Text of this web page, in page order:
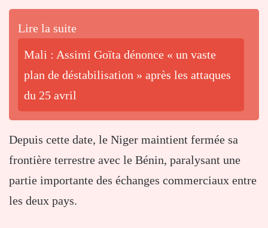
Lire la suite
Mali : Assimi Goïta dénonce « un vaste
plan de déstabilisation » après les attaques
du 25 avril
Depuis cette date, le Niger maintient fermée sa
frontière terrestre avec le Bénin, paralysant une
partie importante des échanges commerciaux entre
les deux pays.